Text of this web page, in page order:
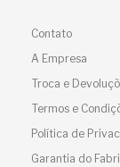
Contato
A Empresa
Troca e
Termos e
Política de
Garantia do